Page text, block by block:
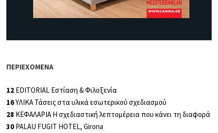
ΠΕΡΙΕΧΟΜΕΝΑ
12 EDITORIAL Εστίαση & Φιλοξενία
16ΥΛΙΚΑ Τάσεις στα υλικά εσωτερικού σχεδιασμού
28 ΚΕΦΑΛΑΡΙΑ Η σχεδιαστική λεπτομέρεια που κάνει τη διαφορά
30 PALAU FUGIT HOTEL, Girona